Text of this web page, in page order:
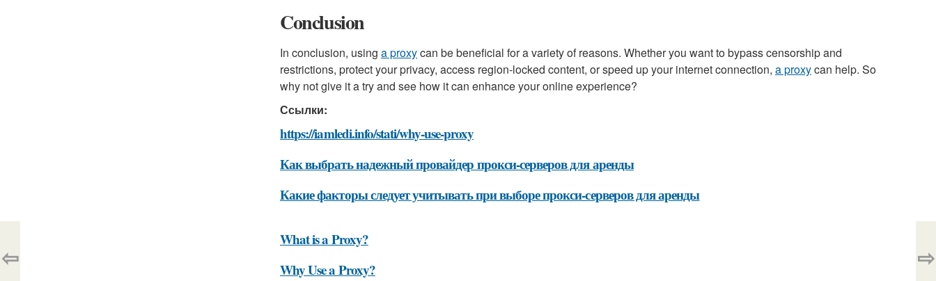
Conclusion
In conclusion, using a proxycan be beneficial for a variety of reasons. Whether you want to bypass censorship and
restrictions, protect your privacy, access region-locked content, or speed up your internet connection, a proxycan help. So
why not give it a try and see how it can enhance your online experience?
Ссылки:
https://iamledi.info/stati/why-use-proxy
Как выбрать надежный провайдер прокси-серверов для аренды
Какие факторы следует учитывать при выборе прокси-серверов для аренды
What is a Proxy?
Why Use a Proxy?
⇦ ⇨